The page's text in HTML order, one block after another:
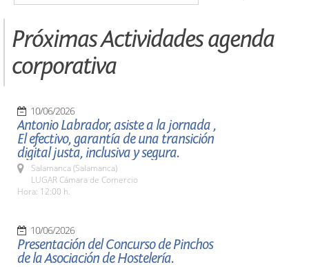
Próximas Actividades agenda
corporativa
10/06/2026
Antonio Labrador, asiste a la jornada ,
El efectivo, garantía de una transición
digital justa, inclusiva y segura.
Salamanca (Salamanca)
LUGAR Cámara de Comercio
Hora: 12:00 h.
10/06/2026
Presentación del Concurso de Pinchos
de la Asociación de Hostelería.